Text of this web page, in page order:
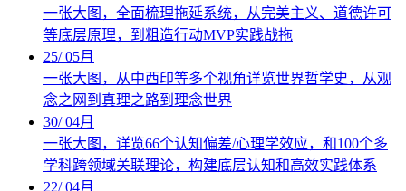
一张大图，全面梳理拖延系统，从完美主义、道德许可
等底层原理，到粗造行动MVP实践战拖
25/05月
一张大图，从中西印等多个视角详览世界哲学史，从观
念之网到真理之路到理念世界
30/04月
一张大图，详览66个认知偏差/心理学效应，和100个多
学科跨领域关联理论，构建底层认知和高效实践体系
22/04月